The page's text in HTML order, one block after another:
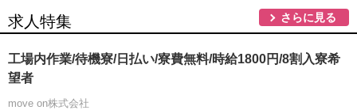
求人特集 さらに見る
工場内作業/待機寮/日払い/寮費無料/時給1800円/8割入寮希
望者
move on株式会社